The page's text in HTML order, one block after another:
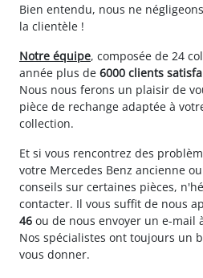
Bien entendu, nous ne
la clientèle !
Notre équipe, composée de 24
année plus de 6000 clients
Nous nous ferons un plaisir de
pièce de rechange adaptée à
collection.
Et si vous rencontrez des
votre Mercedes Benz ancienne
conseils sur certaines pièces,
contacter. Il vous suffit de nous
46 ou de nous envoyer un e-mail
Nos spécialistes ont toujours un
vous donner.